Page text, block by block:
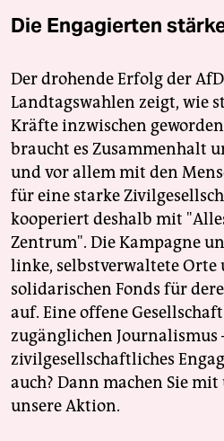
Die Engagierten
Der drohende Erfolg der
Landtagswahlen zeigt, wie
Kräfte inzwischen
braucht es Zusammenhalt
und vor allem mit den
für eine starke
kooperiert deshalb mit
Zentrum". Die Kampagne
linke, selbstverwaltete Orte
solidarischen Fonds für
auf. Eine offene
zugänglichen Journalismus
zivilgesellschaftliches
auch? Dann machen Sie
unsere Aktion.